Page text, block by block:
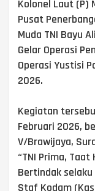
Kolonel Laut (P)
Pusat
Muda TNI Bayu
Gelar Operasi
Operasi Yustisi
2026.
Kegiatan
Februari 2026,
V/Brawijaya,
“TNI Prima,
Bertindak
Staf Kodam